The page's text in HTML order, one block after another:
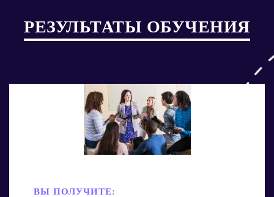
РЕЗУЛЬТАТЫ ОБУЧЕНИЯ
ВЫ ПОЛУЧИТЕ: